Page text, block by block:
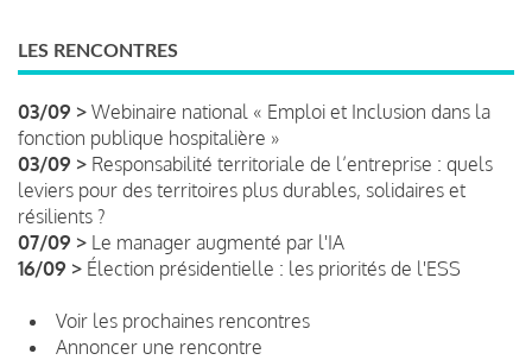
LES RENCONTRES
03/09 > Webinaire national « Emploi et Inclusion dans la
fonction publique hospitalière »
03/09 > Responsabilité territoriale de l’entreprise : quels
leviers pour des territoires plus durables, solidaires et
résilients ?
07/09 > Le manager augmenté par l'IA
16/09 > Élection présidentielle : les priorités de l'ESS
Voir les prochaines rencontres
Annoncer une rencontre